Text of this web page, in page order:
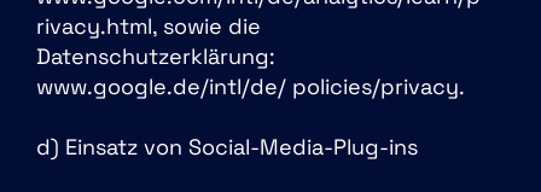
rivacy.html, sowie die
Datenschutzerklärung:
www.google.de/intl/de/ policies/privacy.
d) Einsatz von Social-Media-Plug-ins